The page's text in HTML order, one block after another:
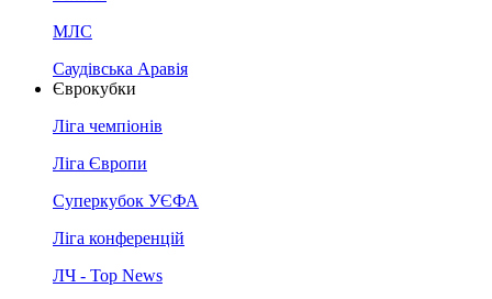
МЛС
Саудівська Аравія
Єврокубки
Ліга чемпіонів
Ліга Європи
Суперкубок УЄФА
Ліга конференцій
ЛЧ - Top News